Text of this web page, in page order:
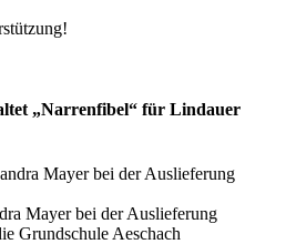
„Narrenfibel“ für Lindauer
Mayer bei der Auslieferung
Grundschule Aeschach